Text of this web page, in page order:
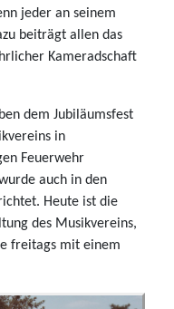
jeder an seinem
beiträgt allen das
Kameradschaft
dem Jubiläumsfest
in
Feuerwehr
auch in den
Heute ist die
des Musikvereins,
freitags mit einem